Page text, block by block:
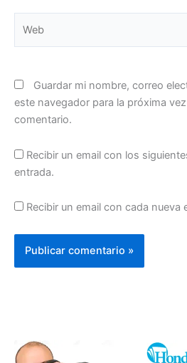
Guardar mi nombre, correo
este navegador para la próxima
comentario.
Recibir un email con los
entrada.
Recibir un email con cada nueva